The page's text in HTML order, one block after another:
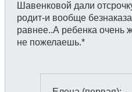
Шавенковой дали
родит-и вообще
равнее..А ребенка очень
не пожелаешь.*